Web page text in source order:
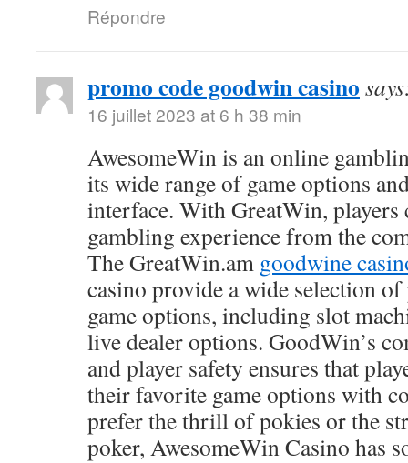
Répondre
promo code goodwin casino
16 juillet 2023 at 6 h 38 min
AwesomeWin is an online
its wide range of game options
interface. With GreatWin, players
gambling experience from the
The GreatWin.am goodwine
casino provide a wide selection
game options, including slot
live dealer options. GoodWin’s
and player safety ensures that
their favorite game options with
prefer the thrill of pokies or the
poker, AwesomeWin Casino has